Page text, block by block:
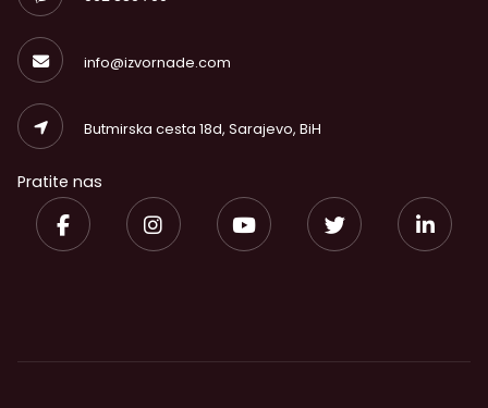
info@izvornade.com
Butmirska cesta 18d, Sarajevo, BiH
Pratite nas